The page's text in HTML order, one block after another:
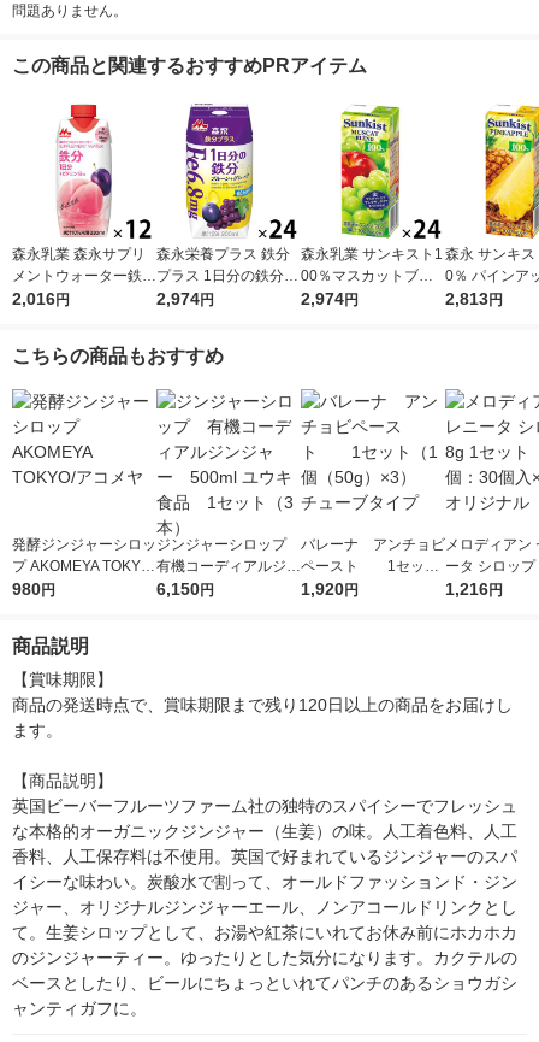
問題ありません。
この商品と関連するおすすめPRアイテム
森永乳業 森永サプリ
メントウォーター鉄分
香るもも水 330ml 1箱
2,016円
森永栄養プラス 鉄分
プラス 1日分の鉄分
プルーン＋グレープ 2
リメントドリンク 森
2,974円
森永乳業 サンキスト1
00％マスカットブレ
ンド 200ml 1箱（24
2,974円
森永 サンキス
0％ パインア
00ml 1箱（24
2,813円
こちらの商品もおすすめ
発酵ジンジャーシロッ
プ AKOMEYA TOKYO/
アコメヤ
980円
ジンジャーシロップ
有機コーディアルジン
ジャー 500ml ユウ
6,150円
バレーナ アンチョビ
ペースト 1セット
（1個（50g）×3）
1,920円
メロディアン
ータ シロッ
ット（150個
1,216円
商品説明
【賞味期限】
商品の発送時点で、賞味期限まで残り120日以上の商品をお届けし
ます。
【商品説明】
英国ビーバーフルーツファーム社の独特のスパイシーでフレッシュ
な本格的オーガニックジンジャー（生姜）の味。人工着色料、人工
香料、人工保存料は不使用。英国で好まれているジンジャーのスパ
イシーな味わい。炭酸水で割って、オールドファッションド・ジン
ジャー、オリジナルジンジャーエール、ノンアコールドリンクとし
て。生姜シロップとして、お湯や紅茶にいれてお休み前にホカホカ
のジンジャーティー。ゆったりとした気分になります。カクテルの
ベースとしたり、ビールにちょっといれてパンチのあるショウガシ
ャンティガフに。